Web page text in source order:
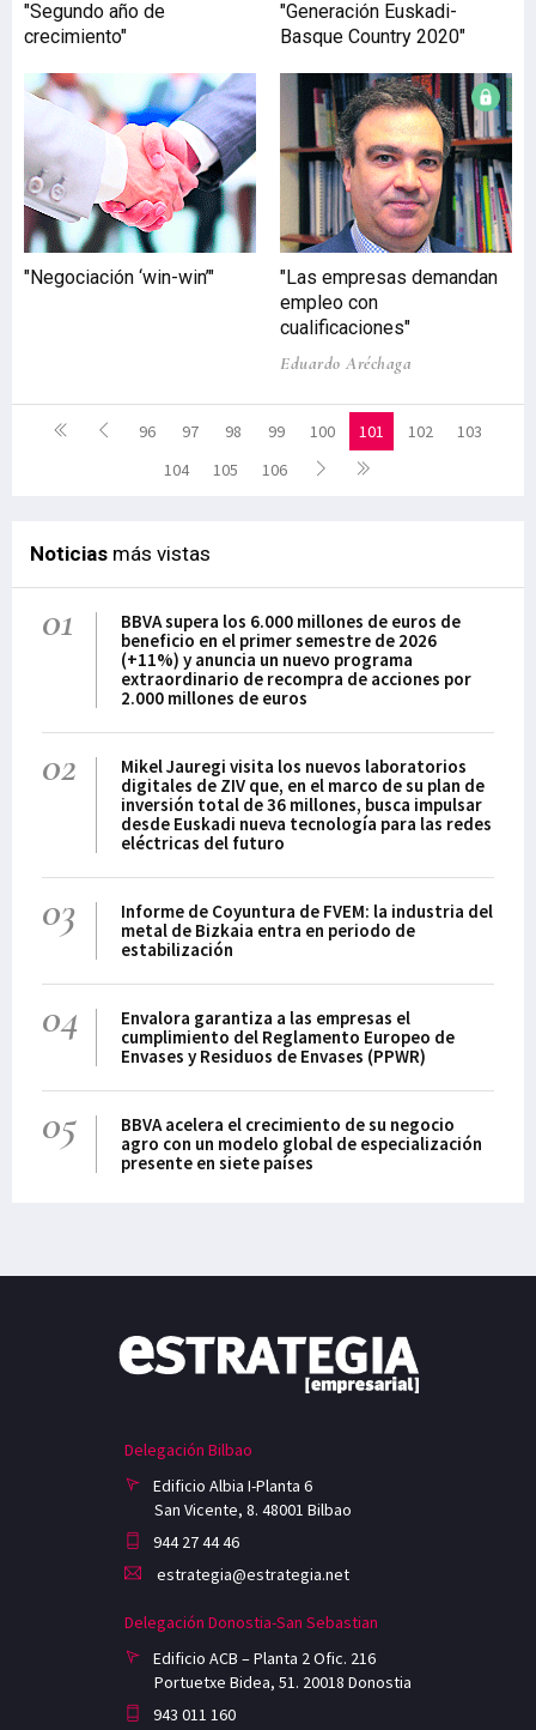
"Segundo año de
crecimiento"
"Generación Euskadi-
Basque Country 2020"
"Negociación ‘win-win’"
"Las empresas demandan
empleo con
cualificaciones"
Eduardo Aréchaga
96 97 98 99 100 101 102
103
104
105 106
Noticias más vistas
01
BBVA supera los 6.000 millones de euros de
beneficio en el primer semestre de 2026
(+11%) y anuncia un nuevo programa
extraordinario de recompra de acciones por
2.000 millones de euros
02
Mikel Jauregi visita los nuevos laboratorios
digitales de ZIV que, en el marco de su plan de
inversión total de 36 millones, busca impulsar
desde Euskadi nueva tecnología para las redes
eléctricas del futuro
03
Informe de Coyuntura de FVEM: la industria del
metal de Bizkaia entra en periodo de
estabilización
04
Envalora garantiza a las empresas el
cumplimiento del Reglamento Europeo de
Envases y Residuos de Envases (PPWR)
05
BBVA acelera el crecimiento de su negocio
agro con un modelo global de especialización
presente en siete países
Delegación Bilbao
Edificio Albia I-Planta 6
San Vicente, 8. 48001 Bilbao
944 27 44 46
estrategia@estrategia.net
Delegación Donostia-San Sebastian
Edificio ACB – Planta 2 Ofic. 216
Portuetxe Bidea, 51. 20018 Donostia
943 011 160